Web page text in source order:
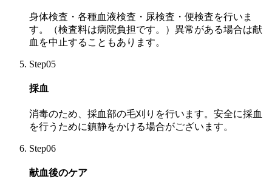
身体検査・各種血液検査・尿検査・便検査を行いま
す。（検査料は病院負担です。）異常がある場合は献
血を中止することもあります。
Step05
採血
消毒のため、採血部の毛刈りを行います。安全に採血
を行うために鎮静をかける場合がございます。
Step06
献血後のケア